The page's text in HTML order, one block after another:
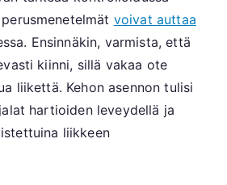
voivat auttaa
Ensinnäkin, varmista, että
kiinni, sillä vakaa ote
liikettä. Kehon asennon tulisi
hartioiden leveydellä ja
liikkeen